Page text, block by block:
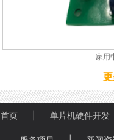
家用
首页 单片机硬件开发